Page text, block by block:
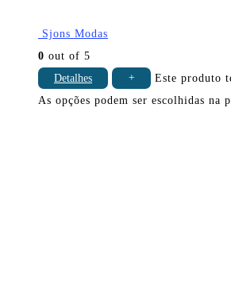
Sjons Modas
0 out of 5
Detalhes
+
Este produto
As opções podem ser escolhidas na